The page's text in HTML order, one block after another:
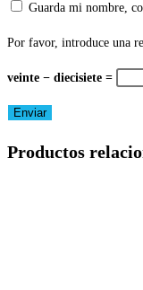
Guarda mi nombre,
Por favor, introduce una
veinte − diecisiete =
Productos